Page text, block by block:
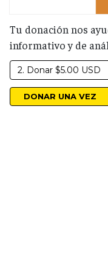
Tu donación nos
informativo y de